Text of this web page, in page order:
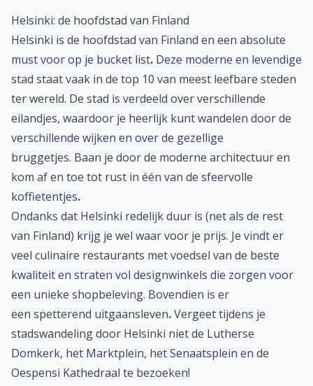
Helsinki: de hoofdstad van Finland
Helsinki is de hoofdstad van Finland en een absolute
must voor op je bucket list. Deze moderne en levendige
stad staat vaak in de top 10 van meest leefbare steden
ter wereld. De stad is verdeeld over verschillende
eilandjes, waardoor je heerlijk kunt wandelen door de
verschillende wijken en over de gezellige
bruggetjes. Baan je door de moderne architectuur en
kom af en toe tot rust in één van de sfeervolle
koffietentjes.
Ondanks dat Helsinki redelijk duur is (net als de rest
van Finland) krijg je wel waar voor je prijs. Je vindt er
veel culinaire restaurants met voedsel van de beste
kwaliteit en straten vol designwinkels die zorgen voor
een unieke shopbeleving. Bovendien is er
een spetterend uitgaansleven.Vergeet tijdens je
stadswandeling door Helsinki niet de Lutherse
Domkerk, het Marktplein, het Senaatsplein en de
Oespensi Kathedraal te bezoeken!